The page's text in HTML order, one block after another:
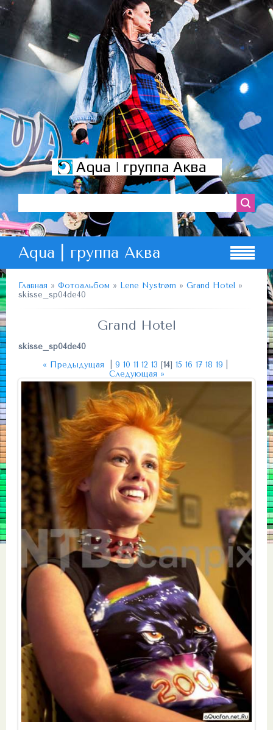
Aqua | группа Аква
Aqua | группа Аква
Главная » Фотоальбом » Lene Nystrøm » Grand Hotel
»
skisse_sp04de40
Grand Hotel
skisse_sp04de40
« Предыдущая
9 10 11 12 13 [14] 15 16 17 18 19
Следующая »